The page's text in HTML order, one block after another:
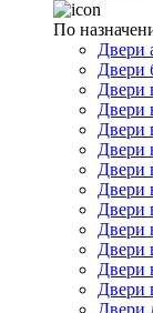
По
Двери
Двери
Двери
Двери
Двери
Двери
Двери
Двери
Двери
Двери
Двери
Двери
Двери
Двери